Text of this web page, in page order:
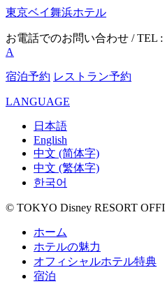
東京ベイ舞浜ホテル
お電話でのお問い合わせ / TEL :
A
宿泊予約 レストラン予約
LANGUAGE
日本語
English
中文 (简体字)
中文 (繁体字)
한국어
© TOKYO Disney RESORT
ホーム
ホテルの魅力
オフィシャルホテル特典
宿泊